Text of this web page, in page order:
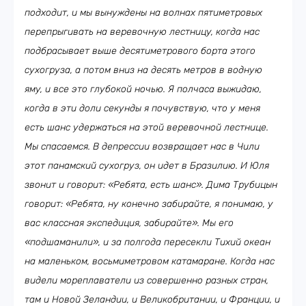
подходит, и мы вынуждены на волнах пятиметровых
перепрыгивать на веревочную лестницу, когда нас
подбрасывает выше десятиметрового борта этого
сухогруза, а потом вниз на десять метров в водную
яму, и все это глубокой ночью. Я полчаса выжидаю,
когда в эти доли секунды я почувствую, что у меня
есть шанс удержаться на этой веревочной лестнице.
Мы спасаемся. В депрессии возвращает нас в Чили
этот панамский сухогруз, он идет в Бразилию. И Юля
звонит и говорит: «Ребята, есть шанс». Дима Трубицын
говорит: «Ребята, ну конечно забирайте, я понимаю, у
вас классная экспедиция, забирайте». Мы его
«подшаманили», и за полгода пересекли Тихий океан
на маленьком, восьмиметровом катамаране. Когда нас
видели мореплаватели из совершенно разных стран,
там и Новой Зеландии, и Великобритании, и Франции, и